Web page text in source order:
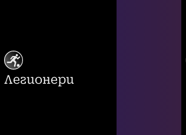
Легионери